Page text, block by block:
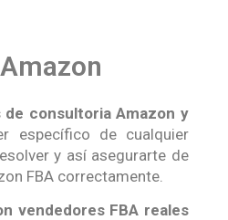
de consultoria Amazon y
específico de cualquier
y así asegurarte de
FBA correctamente.
vendedores FBA reales